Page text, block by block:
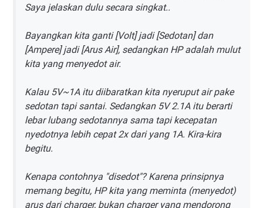
Saya jelaskan dulu secara singkat..
Bayangkan kita ganti [Volt] jadi [Sedotan] dan
[Ampere] jadi [Arus Air], sedangkan HP adalah mulut
kita yang menyedot air.
Kalau 5V~1A itu diibaratkan kita nyeruput air pake
sedotan tapi santai. Sedangkan 5V 2.1A itu berarti
lebar lubang sedotannya sama tapi kecepatan
nyedotnya lebih cepat 2x dari yang 1A. Kira-kira
begitu.
Kenapa contohnya "disedot"? Karena prinsipnya
memang begitu, HP kita yang meminta (menyedot)
arus dari charger, bukan charger yang mendorong